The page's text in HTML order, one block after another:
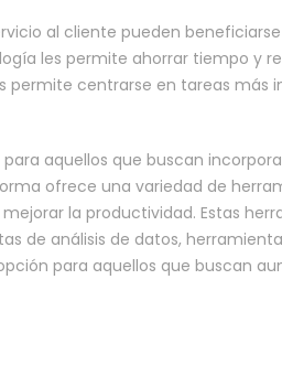
al cliente pueden
les permite ahorrar tiempo y
permite centrarse en tareas más
aquellos que buscan
ofrece una variedad de
la productividad. Estas
de análisis de datos,
para aquellos que buscan